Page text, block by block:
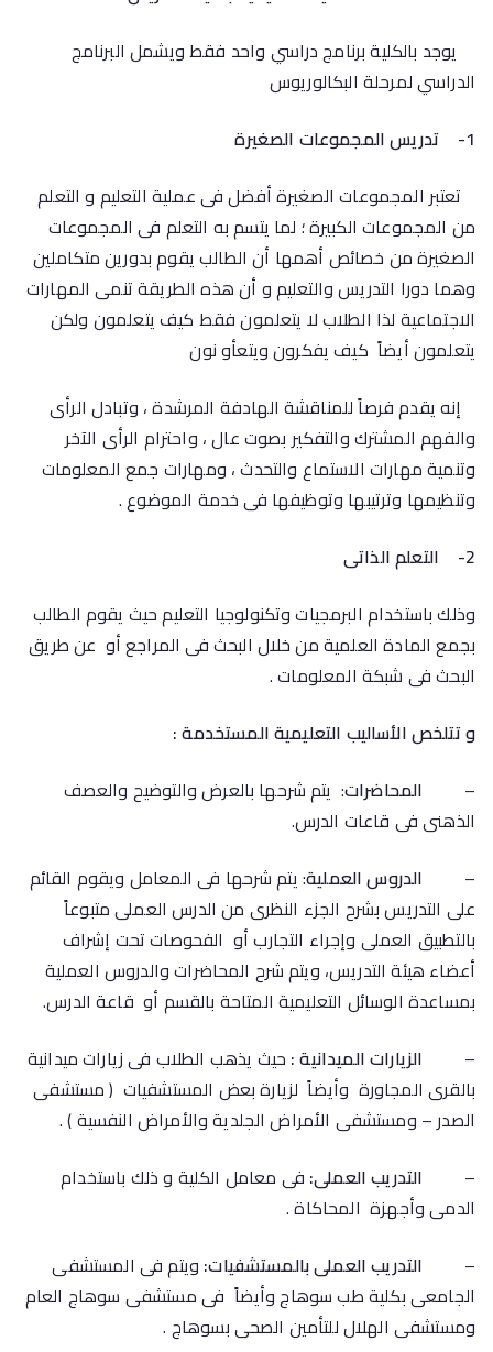
يوجد بالكلية برنامج دراسي واحد فقط ويشمل البرنامج
الدراسي لمرحلة البكالوريوس
1-
تدريس المجموعات الصغيرة
تعتبر المجموعات الصغيرة أفضل فى عملية التعليم و التعلم
من المجموعات الكبيرة ؛ لما يتسم به التعلم فى المجموعات
الصغيرة من خصائص أهمها أن الطالب يقوم بدورين متكاملين
وهما دورا التدريس والتعليم و أن هذه الطريقة تنمى المهارات
الاجتماعية لذا الطلاب لا يتعلمون فقط كيف يتعلمون ولكن
يتعلمون أيضاً كيف يفكرون ويتعأو نون
إنه يقدم فرصاً للمناقشة الهادفة المرشدة ، وتبادل الرأى
والفهم المشترك والتفكير بصوت عال ، واحترام الرأى الآخر
وتنمية مهارات الاستماع والتحدث ، ومهارات جمع المعلومات
وتنظيمها وترتيبها وتوظيفها فى خدمة الموضوع .
2-
التعلم الذاتى
وذلك باستخدام البرمجيات وتكنولوجيا التعليم حيث يقوم الطالب
بجمع المادة العلمية من خلال البحث فى المراجع أو عن طريق
البحث فى شبكة المعلومات .
و تتلخص الأساليب التعليمية المستخدمة :
– المحاضرات: يتم شرحها بالعرض والتوضيح والعصف
الذهنى فى قاعات الدرس.
– الدروس العملية: يتم شرحها فى المعامل ويقوم القائم
على التدريس بشرح الجزء النظرى من الدرس العملى متبوعاً
بالتطبيق العملى وإجراء التجارب أو الفحوصات تحت إشراف
أعضاء هيئة التدريس، ويتم شرح المحاضرات والدروس العملية
بمساعدة الوسائل التعليمية المتاحة بالقسم أو قاعة الدرس.
– الزيارات الميدانية : حيث يذهب الطلاب فى زيارات ميدانية
بالقرى المجاورة وأيضاً لزيارة بعض المستشفيات ( مستشفى
الصدر – ومستشفى الأمراض الجلدية والأمراض النفسية ) .
– التدريب العملى: فى معامل الكلية و ذلك باستخدام
الدمى وأجهزة المحاكاة .
– التدريب العملى بالمستشفيات: ويتم فى المستشفى
الجامعى بكلية طب سوهاج وأيضاً فى مستشفى سوهاج العام
ومستشفى الهلال للتأمين الصحى بسوهاج .